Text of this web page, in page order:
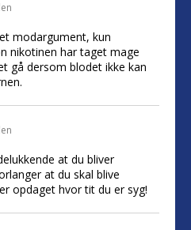
modargument, kun
nikotinen har taget mage
gå dersom blodet ikke kan
at du bliver
at du skal blive
opdaget hvor tit du er syg!